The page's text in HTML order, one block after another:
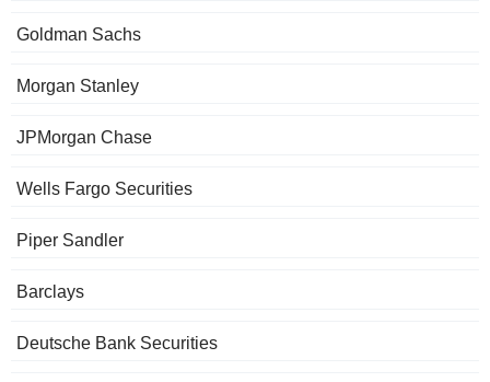
Goldman Sachs
Morgan Stanley
JPMorgan Chase
Wells Fargo Securities
Piper Sandler
Barclays
Deutsche Bank Securities